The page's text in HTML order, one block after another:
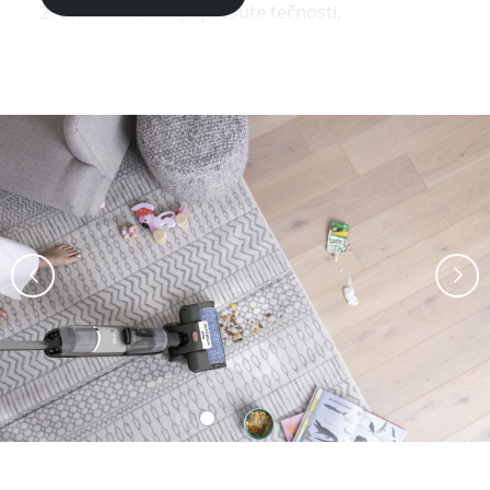
2. Efikasno uklanja prosute tečnosti,
parket, pločice, mermer i laminat
Freshen Mode (Režim osvežavanja)
1. Čisti i osvežava prostirke, tanke tepihe i
otirače – savršen za otirače na ulazu
2. Uklanja površinsku prljavštinu i neprijatne
mirise
Brzo sušenje
Podovi i prostirke su skoro odmah spremni za
hodanje nakon čišćenja.
Tehnologija neutralizacije mirisa
Shark višenamensko sredstvo za čišćenje
podova sa tehnologijom neutralizacije
neprijatnih mirisa efikasno uklanja neugodne